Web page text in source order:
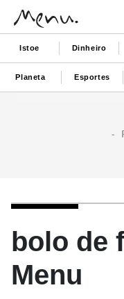
Istoe Dinheiro
Planeta Esportes
bolo de
Menu